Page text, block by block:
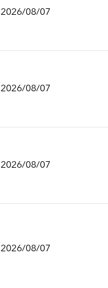
2026/08/07
2026/08/07
2026/08/07
2026/08/07